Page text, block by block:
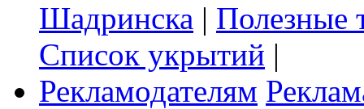
Шадринска | Полезные
Список укрытий |
Рекламодателям